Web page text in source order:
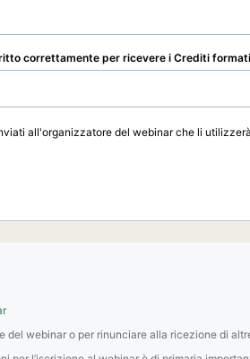
correttamente per ricevere i Crediti
all'organizzatore del webinar che li
webinar o per rinunciare alla ricezione di